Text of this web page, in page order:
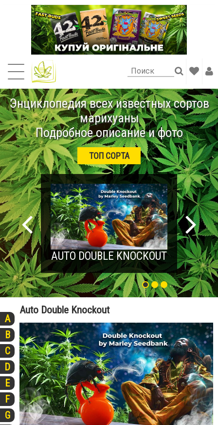
Энциклопедия всех известных сортов
марихуаны
Подробное описание и фото
ТОП СОРТА
AUTO DOUBLE KNOCKOUT
A
B
C
D
E
F
G
Auto Double Knockout